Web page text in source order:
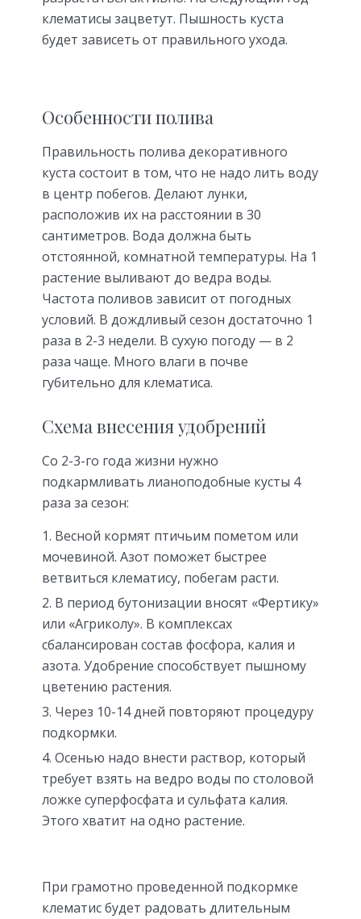
клематисы зацветут. Пышность куста
будет зависеть от правильного ухода.
Особенности полива
Правильность полива декоративного
куста состоит в том, что не надо лить воду
в центр побегов. Делают лунки,
расположив их на расстоянии в 30
сантиметров. Вода должна быть
отстоянной, комнатной температуры. На 1
растение выливают до ведра воды.
Частота поливов зависит от погодных
условий. В дождливый сезон достаточно 1
раза в 2-3 недели. В сухую погоду — в 2
раза чаще. Много влаги в почве
губительно для клематиса.
Схема внесения удобрений
Со 2-3-го года жизни нужно
подкармливать лианоподобные кусты 4
раза за сезон:
Весной кормят птичьим пометом или
мочевиной. Азот поможет быстрее
ветвиться клематису, побегам расти.
В период бутонизации вносят «Фертику»
или «Агриколу». В комплексах
сбалансирован состав фосфора, калия и
азота. Удобрение способствует пышному
цветению растения.
Через 10-14 дней повторяют процедуру
подкормки.
Осенью надо внести раствор, который
требует взять на ведро воды по столовой
ложке суперфосфата и сульфата калия.
Этого хватит на одно растение.
При грамотно проведенной подкормке
клематис будет радовать длительным